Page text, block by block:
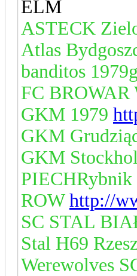
ELM
ASTECK
Atlas
banditos
FC
GKM 1979
GKM
GKM
PIECHRybnik
ROWhttp://
SC STAL
Stal H69
Werewolves